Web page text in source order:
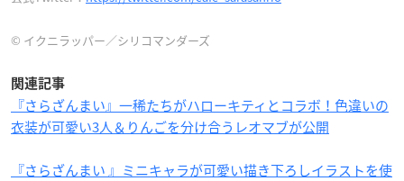
© イクニラッパー／シリコマンダーズ
関連記事
『さらざんまい』一稀たちがハローキティとコラボ！色違いの
衣装が可愛い3人＆りんごを分け合うレオマブが公開
『さらざんまい 』ミニキャラが可愛い描き下ろしイラストを使